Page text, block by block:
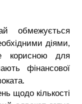
обмежується
діями,
корисною для
фінансової
щодо кількості